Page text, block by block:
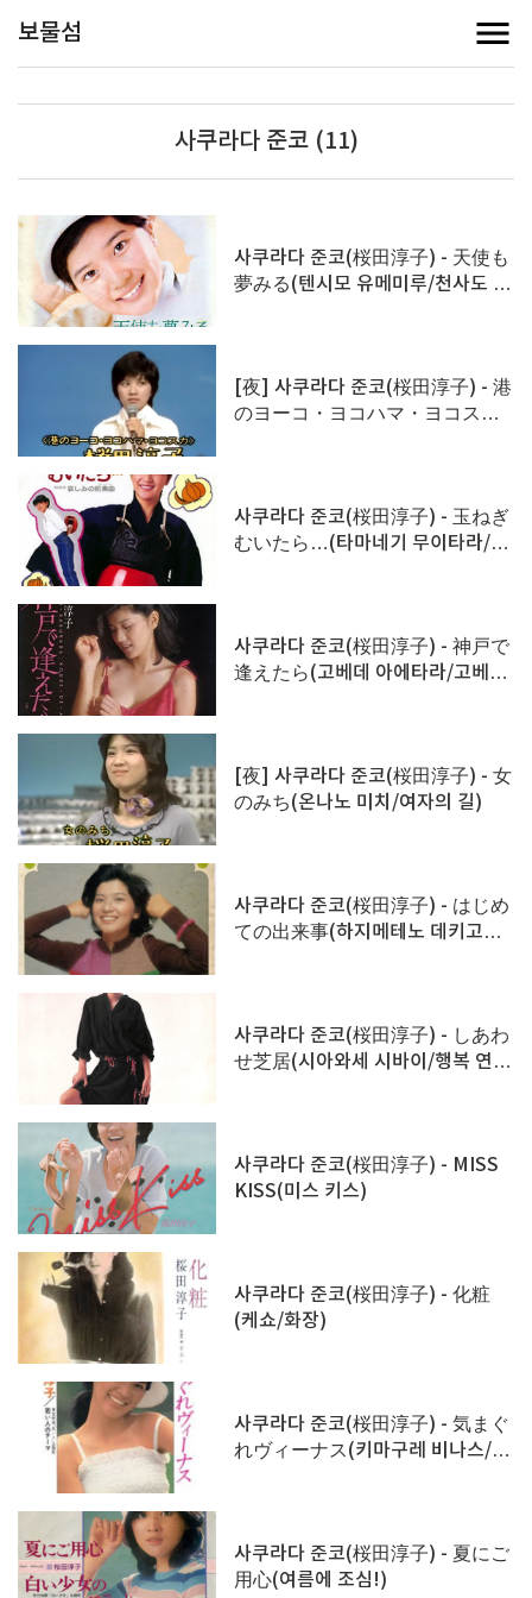
보물섬
사쿠라다 준코 (11)
사쿠라다 준코(桜田淳子) - 天使も
夢みる(텐시모 유메미루/천사도 꿈
[夜] 사쿠라다 준코(桜田淳子) - 港
のヨーコ・ヨコハマ・ヨコスカ
사쿠라다 준코(桜田淳子) - 玉ねぎ
むいたら…(타마네기 무이타라/양
사쿠라다 준코(桜田淳子) - 神戸で
逢えたら(고베데 아에타라/고베에
[夜] 사쿠라다 준코(桜田淳子) - 女
のみち(온나노 미치/여자의 길)
사쿠라다 준코(桜田淳子) - はじめ
ての出来事(하지메테노 데키고토/
사쿠라다 준코(桜田淳子) - しあわ
せ芝居(시아와세 시바이/행복 연
사쿠라다 준코(桜田淳子) - MISS
KISS(미스 키스)
사쿠라다 준코(桜田淳子) - 化粧
(케쇼/화장)
사쿠라다 준코(桜田淳子) - 気まぐ
れヴィーナス(키마구레 비나스/변
사쿠라다 준코(桜田淳子) - 夏にご
用心(여름에 조심!)